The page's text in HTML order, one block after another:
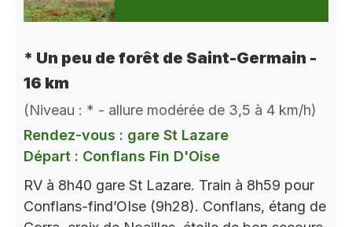
* Un peu de forêt de Saint-Germain -
16 km
(Niveau : * - allure modérée de 3,5 à 4 km/h)
Rendez-vous : gare St Lazare
Départ : Conflans Fin D'Oise
RV à 8h40 gare St Lazare. Train à 8h59 pour
Conflans-find’OIse (9h28). Conflans, étang de